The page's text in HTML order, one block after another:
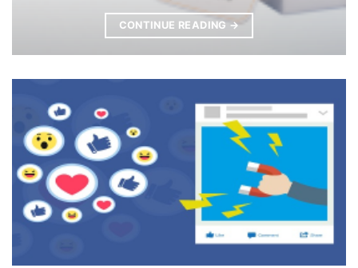
CONTINUE READING →